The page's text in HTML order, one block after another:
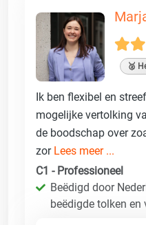
🥈
Ik ben flexibel en
mogelijke vertolking
de boodschap over
zor Lees meer ...
C1 - Professioneel
Beëdigd door
beëdigde tolken en